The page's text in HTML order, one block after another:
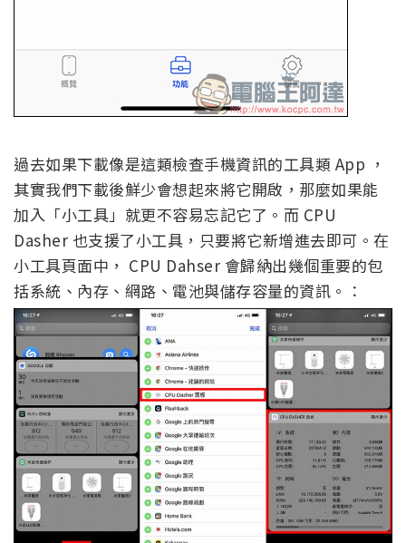
過去如果下載像是這類檢查手機資訊的工具類 App ，
其實我們下載後鮮少會想起來將它開啟，那麼如果能
加入「小工具」就更不容易忘記它了。而 CPU
Dasher 也支援了小工具，只要將它新增進去即可。在
小工具頁面中， CPU Dahser 會歸納出幾個重要的包
括系統、內存、網路、電池與儲存容量的資訊。：